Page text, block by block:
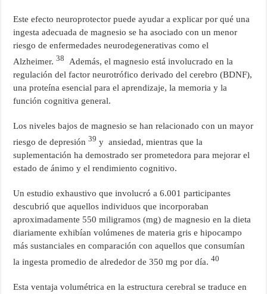
Este efecto neuroprotector puede ayudar a explicar por qué una
ingesta adecuada de magnesio se ha asociado con un menor
riesgo de enfermedades neurodegenerativas como el
Alzheimer.38
Además, el magnesio está involucrado en la
regulación del factor neurotrófico derivado del cerebro (BDNF),
una proteína esencial para el aprendizaje, la memoria y la
función cognitiva general.
Los niveles bajos de magnesio se han relacionado con un mayor
riesgo de depresión39 y ansiedad, mientras que la
suplementación ha demostrado ser prometedora para mejorar el
estado de ánimo y el rendimiento cognitivo.
Un estudio exhaustivo que involucró a 6.001 participantes
descubrió que aquellos individuos que incorporaban
aproximadamente 550 miligramos (mg) de magnesio en la dieta
diariamente exhibían volúmenes de materia gris e hipocampo
más sustanciales en comparación con aquellos que consumían
la ingesta promedio de alrededor de 350 mg por día.40
Esta ventaja volumétrica en la estructura cerebral se traduce en